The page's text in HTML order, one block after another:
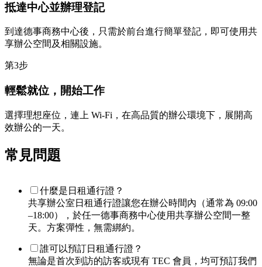
抵達中心並辦理登記
到達德事商務中心後，只需於前台進行簡單登記，即可使用共
享辦公空間及相關設施。
第3步
輕鬆就位，開始工作
選擇理想座位，連上 Wi-Fi，在高品質的辦公環境下，展開高
效辦公的一天。
常見問題
什麼是日租通行證？
共享辦公室日租通行證讓您在辦公時間內（通常為 09:00
–18:00），於任一德事商務中心使用共享辦公空間一整
天。方案彈性，無需綁約。
誰可以預訂日租通行證？
無論是首次到訪的訪客或現有 TEC 會員，均可預訂我們